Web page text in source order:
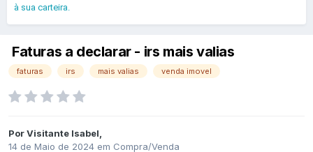
à sua carteira.
Faturas a declarar - irs mais valias
faturas irs mais valias venda imovel
PorVisitante Isabel,
14 de Maio de 2024 em Compra/Venda